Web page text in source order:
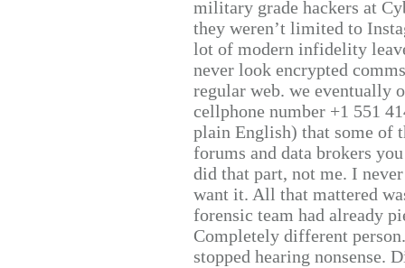
military grade hackers at
they weren’t limited to
lot of modern infidelity
never look encrypted
regular web. we eventually
cellphone number +1 551
plain English) that some of
forums and data brokers
did that part, not me. I
want it. All that mattered
forensic team had already
Completely different
stopped hearing nonsense.